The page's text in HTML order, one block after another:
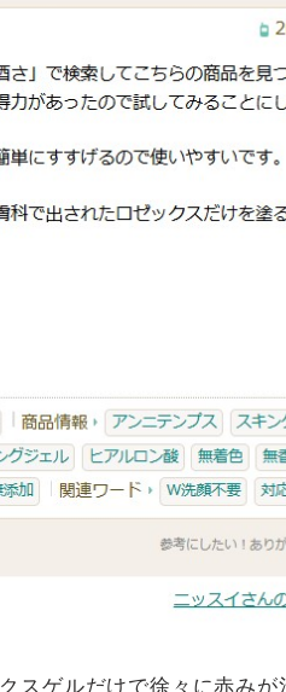
スゲルだけで徐々に赤み